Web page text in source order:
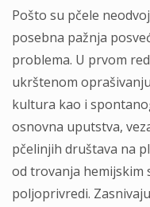
Pošto su pčele
posebna pažnja
problema. U prvom
ukrštenom
kultura kao i
osnovna uputstva,
pčelinjih društava na
od trovanja hemijskim
poljoprivredi.